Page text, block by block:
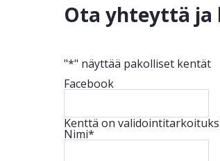
Ota yhteyttä ja
"*" näyttää pakolliset kentät
Facebook
Kenttä on
Nimi*